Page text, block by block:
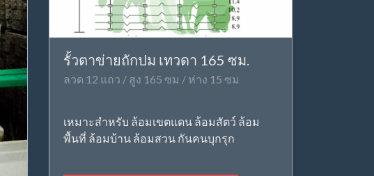
รั้วตาข่ายถักปม เทวดา 165 ซม.
ลวด 12 แถว / สูง 165 ซม / ห่าง 15 ซม
เหมาะสำหรับ ล้อมเขตแดน ล้อมสัตว์ ล้อม
พื้นที่ ล้อมบ้าน ล้อมสวน กันคนบุกรุก